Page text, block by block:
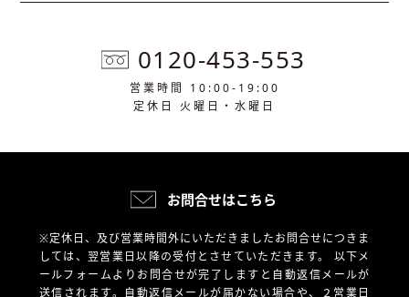
0120-453-553
営業時間 10:00-19:00
定休日 火曜日・水曜日
お問合せはこちら
※定休日、及び営業時間外にいただきましたお問合せにつきま
しては、翌営業日以降の受付とさせていただきます。 以下メ
ールフォームよりお問合せが完了しますと自動返信メールが
送信されます。自動返信メールが届かない場合や、
２営業日